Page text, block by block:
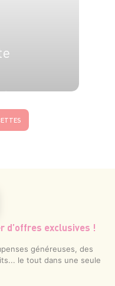
d’offres exclusives !
généreuses, des
le tout dans une seule